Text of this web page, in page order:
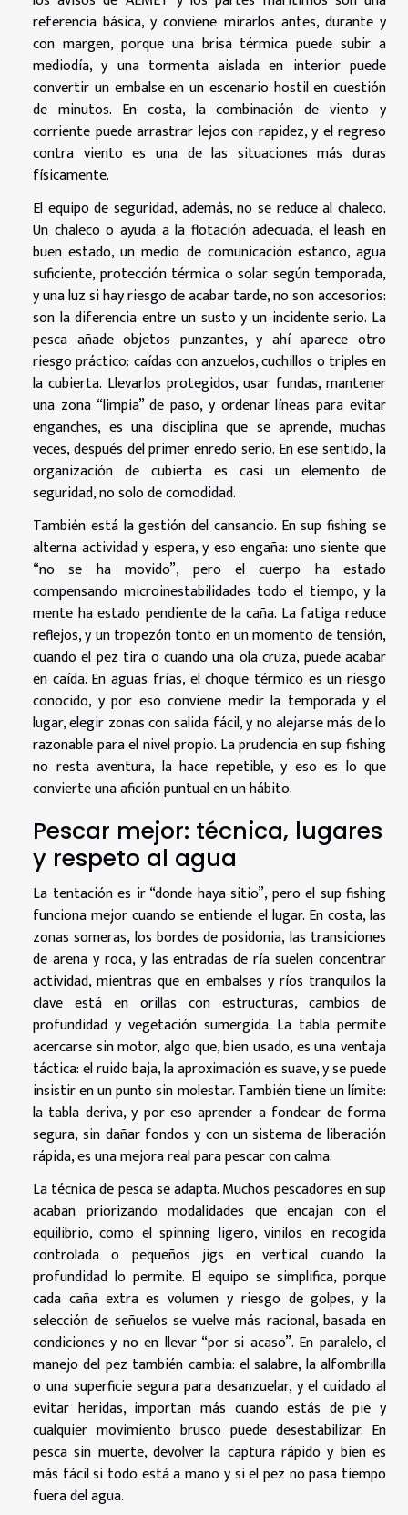
referencia básica, y conviene mirarlos antes, durante y
con margen, porque una brisa térmica puede subir a
mediodía, y una tormenta aislada en interior puede
convertir un embalse en un escenario hostil en cuestión
de minutos. En costa, la combinación de viento y
corriente puede arrastrar lejos con rapidez, y el regreso
contra viento es una de las situaciones más duras
físicamente.
El equipo de seguridad, además, no se reduce al chaleco.
Un chaleco o ayuda a la flotación adecuada, el leash en
buen estado, un medio de comunicación estanco, agua
suficiente, protección térmica o solar según temporada,
y una luz si hay riesgo de acabar tarde, no son accesorios:
son la diferencia entre un susto y un incidente serio. La
pesca añade objetos punzantes, y ahí aparece otro
riesgo práctico: caídas con anzuelos, cuchillos o triples en
la cubierta. Llevarlos protegidos, usar fundas, mantener
una zona “limpia” de paso, y ordenar líneas para evitar
enganches, es una disciplina que se aprende, muchas
veces, después del primer enredo serio. En ese sentido, la
organización de cubierta es casi un elemento de
seguridad, no solo de comodidad.
También está la gestión del cansancio. En sup fishing se
alterna actividad y espera, y eso engaña: uno siente que
“no se ha movido”, pero el cuerpo ha estado
compensando microinestabilidades todo el tiempo, y la
mente ha estado pendiente de la caña. La fatiga reduce
reflejos, y un tropezón tonto en un momento de tensión,
cuando el pez tira o cuando una ola cruza, puede acabar
en caída. En aguas frías, el choque térmico es un riesgo
conocido, y por eso conviene medir la temporada y el
lugar, elegir zonas con salida fácil, y no alejarse más de lo
razonable para el nivel propio. La prudencia en sup fishing
no resta aventura, la hace repetible, y eso es lo que
convierte una afición puntual en un hábito.
Pescar mejor: técnica, lugares
y respeto al agua
La tentación es ir “donde haya sitio”, pero el sup fishing
funciona mejor cuando se entiende el lugar. En costa, las
zonas someras, los bordes de posidonia, las transiciones
de arena y roca, y las entradas de ría suelen concentrar
actividad, mientras que en embalses y ríos tranquilos la
clave está en orillas con estructuras, cambios de
profundidad y vegetación sumergida. La tabla permite
acercarse sin motor, algo que, bien usado, es una ventaja
táctica: el ruido baja, la aproximación es suave, y se puede
insistir en un punto sin molestar. También tiene un límite:
la tabla deriva, y por eso aprender a fondear de forma
segura, sin dañar fondos y con un sistema de liberación
rápida, es una mejora real para pescar con calma.
La técnica de pesca se adapta. Muchos pescadores en sup
acaban priorizando modalidades que encajan con el
equilibrio, como el spinning ligero, vinilos en recogida
controlada o pequeños jigs en vertical cuando la
profundidad lo permite. El equipo se simplifica, porque
cada caña extra es volumen y riesgo de golpes, y la
selección de señuelos se vuelve más racional, basada en
condiciones y no en llevar “por si acaso”. En paralelo, el
manejo del pez también cambia: el salabre, la alfombrilla
o una superficie segura para desanzuelar, y el cuidado al
evitar heridas, importan más cuando estás de pie y
cualquier movimiento brusco puede desestabilizar. En
pesca sin muerte, devolver la captura rápido y bien es
más fácil si todo está a mano y si el pez no pasa tiempo
fuera del agua.